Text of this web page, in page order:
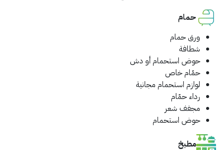
حمام
ورق حمام
شطافة
حوض استحمام أو دش
حمّام خاص
لوازم استحمام مجانية
رداء حمّام
مجفف شعر
حوض استحمام
مطبخ